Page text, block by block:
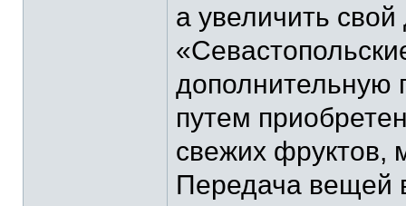
а увеличить
дополнительную
путем
свежих фруктов,
Передача вещей